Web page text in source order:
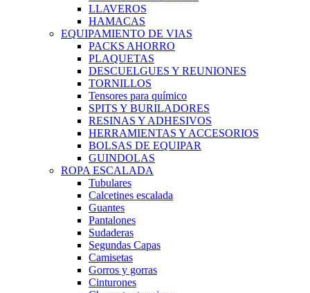
LLAVEROS
HAMACAS
EQUIPAMIENTO DE VIAS
PACKS AHORRO
PLAQUETAS
DESCUELGUES Y REUNIONES
TORNILLOS
Tensores para químico
SPITS Y BURILADORES
RESINAS Y ADHESIVOS
HERRAMIENTAS Y ACCESORIOS
BOLSAS DE EQUIPAR
GUINDOLAS
ROPA ESCALADA
Tubulares
Calcetines escalada
Guantes
Pantalones
Sudaderas
Segundas Capas
Camisetas
Gorros y gorras
Cinturones